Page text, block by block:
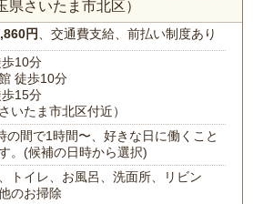
県さいたま市北区）
円 、交通費支給、前払い制度あり
10分
徒歩10分
15分
いたま市北区付近）
の間で1時間〜、好きな日に働くこと
。(候補の日時から選択)
トイレ、お風呂、洗面所、リビン
のお掃除